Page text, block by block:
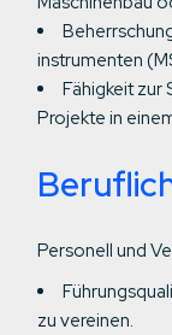
instrumenten
Fähigkeit zur
Projekte in
Personell und
zu vereinen.